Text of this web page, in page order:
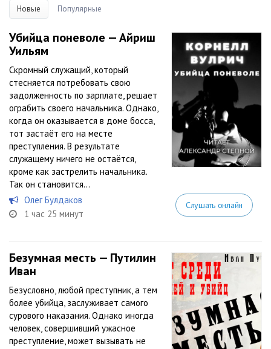
Новые Популярные
Убийца поневоле — Айриш
Уильям
Скромный служащий, который
стесняется потребовать свою
задолженность по зарплате, решает
ограбить своего начальника. Однако,
когда он оказывается в доме босса,
тот застаёт его на месте
преступления. В результате
служащему ничего не остаётся,
кроме как застрелить начальника.
Так он становится...
Олег Булдаков
1 час 25 минут
Слушать онлайн
Безумная месть — Путилин
Иван
Безусловно, любой преступник, а тем
более убийца, заслуживает самого
сурового наказания. Однако иногда
человек, совершивший ужасное
преступление, может вызывать не